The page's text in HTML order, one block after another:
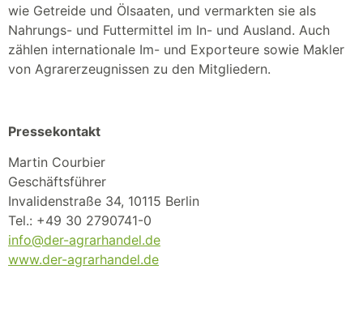
wie Getreide und Ölsaaten, und vermarkten sie als
Nahrungs- und Futtermittel im In- und Ausland. Auch
zählen internationale Im- und Exporteure sowie Makler
von Agrarerzeugnissen zu den Mitgliedern.
Pressekontakt
Martin Courbier
Geschäftsführer
Invalidenstraße 34, 10115 Berlin
Tel.: +49 30 2790741-0
info@der-agrarhandel.de
www.der-agrarhandel.de